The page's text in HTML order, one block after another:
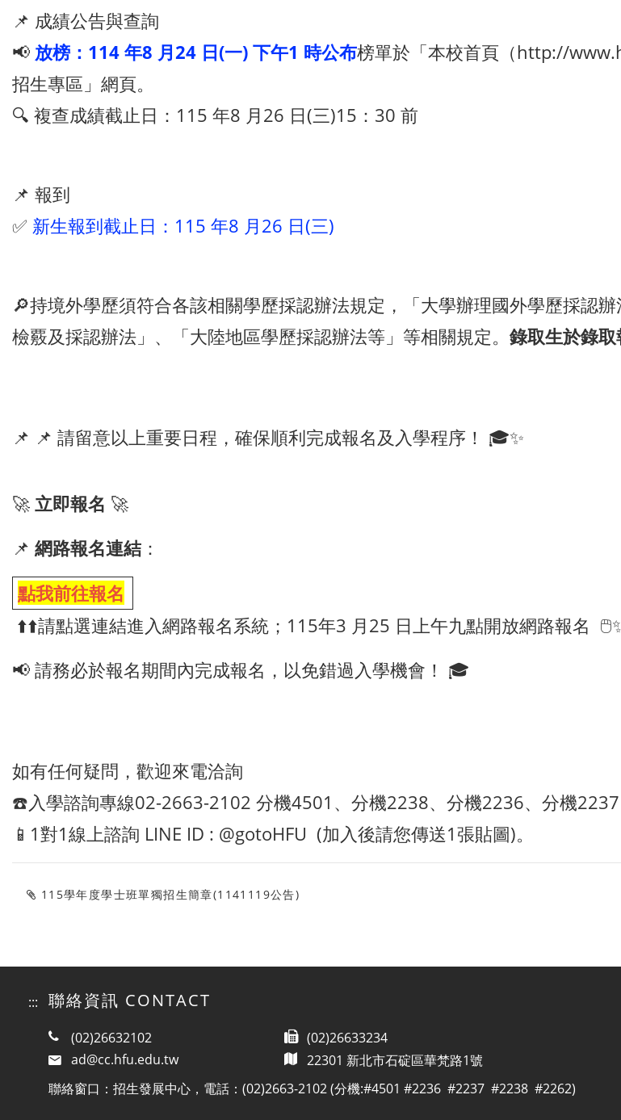
📌 成績公告與查詢
📢 放榜：114 年8 月24 日(一) 下午1 時公布榜單於「本校首頁（http://
招生專區」網頁。
🔍 複查成績截止日：115 年8 月26 日(三)15：30 前
📌 報到
✅ 新生報到截止日：115 年8 月26 日(三)
🔎持境外學歷須符合各該相關學歷採認辦法規定，「大學辦理國外學歷採認
檢覈及採認辦法」、「大陸地區學歷採認辦法等」等相關規定。 錄取生於錄取
📌 📌 請留意以上重要日程，確保順利完成報名及入學程序！ 🎓✨
🚀 立即報名 🚀
📌 網路報名連結 ：
點我前往報名
⬆️⬆️請點選連結進入網路報名系統；115年3 月25 日上午九點開放網路報名
📢 請務必於報名期間內完成報名，以免錯過入學機會！ 🎓
如有任何疑問，歡迎來電洽詢
☎️入學諮詢專線02-2663-2102 分機4501、分機2238、分機2236、分機2237
📱 1對1線上諮詢 LINE ID : @gotoHFU (加入後請您傳送1張貼圖)。
115學年度學士班單獨招生簡章(1141119公告)
::: 聯絡資訊 CONTACT
(02)26632102
(02)26633234
ad@cc.hfu.edu.tw
22301 新北市石碇區華梵路1號
聯絡窗口：招生發展中心，電話：(02)2663-2102 (分機:#4501 #2236 #2237 #2238 #2262)